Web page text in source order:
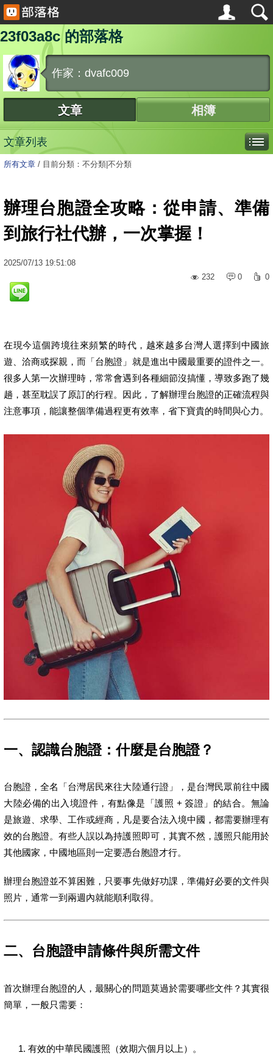
23f03a8c 的部落格
作家：dvafc009
文章 相簿
文章列表
所有文章 / 目前分類：不分類|不分類
辦理台胞證全攻略：從申請、準備
到旅行社代辦，一次掌握！
2025/07/13 19:51:08
232
0 0
在現今這個跨境往來頻繁的時代，越來越多台灣人選擇到中國旅
遊、洽商或探親，而「台胞證」就是進出中國最重要的證件之一。
很多人第一次辦理時，常常會遇到各種細節沒搞懂，導致多跑了幾
趟，甚至耽誤了原訂的行程。因此，了解辦理台胞證的正確流程與
注意事項，能讓整個準備過程更有效率，省下寶貴的時間與心力。
一、認識台胞證：什麼是台胞證？
台胞證，全名「台灣居民來往大陸通行證」，是台灣民眾前往中國
大陸必備的出入境證件，有點像是「護照 + 簽證」的結合。無論
是旅遊、求學、工作或經商，凡是要合法入境中國，都需要辦理有
效的台胞證。有些人誤以為持護照即可，其實不然，護照只能用於
其他國家，中國地區則一定要憑台胞證才行。
辦理台胞證並不算困難，只要事先做好功課，準備好必要的文件與
照片，通常一到兩週內就能順利取得。
二、台胞證申請條件與所需文件
首次辦理台胞證的人，最關心的問題莫過於需要哪些文件？其實很
簡單，一般只需要：
有效的中華民國護照（效期六個月以上）。